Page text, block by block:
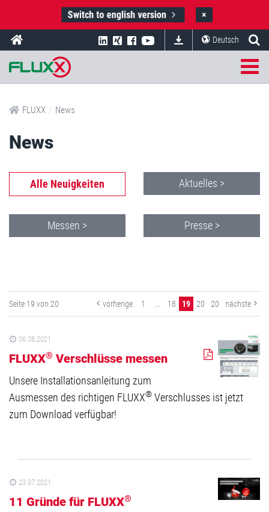
Switch to english version ×
Deutsch
FLUXX / News
News
Alle Neuigkeiten Aktuelles >
Messen > Presse >
Seite 19 von 20 vorherige 1 18 19 20 20 nächste
06.08.2021
FLUXX® Verschlüsse messen
Unsere Installationsanleitung zum
Ausmessen des richtigen FLUXX® Verschlusses ist jetzt
zum Download verfügbar!
23.07.2021
11 Gründe für FLUXX®